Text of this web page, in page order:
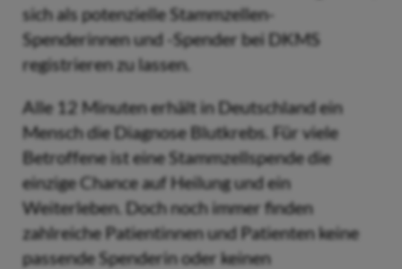
sich als potenzielle Stammzellen-
Spenderinnen und -Spender bei DKMS
registrieren zu lassen.
Alle 12 Minuten erhält in Deutschland ein
Mensch die Diagnose Blutkrebs. Für viele
Betroffene ist eine Stammzellspende die
einzige Chance auf Heilung und ein
Weiterleben. Doch noch immer finden
zahlreiche Patientinnen und Patienten keine
passende Spenderin oder keinen